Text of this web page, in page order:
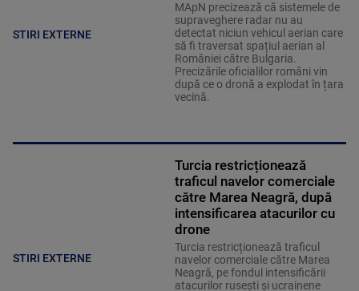
STIRI EXTERNE
MApN precizează că sistemele de
supraveghere radar nu au
detectat niciun vehicul aerian care
să fi traversat spațiul aerian al
României către Bulgaria.
Precizările oficialilor români vin
după ce o dronă a explodat în țara
vecină.
STIRI EXTERNE
Turcia restricționează
traficul navelor comerciale
către Marea Neagră, după
intensificarea atacurilor cu
drone
Turcia restricționează traficul
navelor comerciale către Marea
Neagră, pe fondul intensificării
atacurilor rusești și ucrainene